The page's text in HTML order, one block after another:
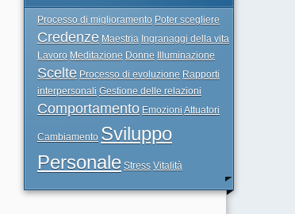
Processo di miglioramento Poter scegliere
Credenze Maestria Ingranaggi della vita
Lavoro Meditazione Donne Illuminazione
Scelte Processo di evoluzione Rapporti
interpersonali Gestione delle relazioni
Comportamento Emozioni Attuatori
Cambiamento Sviluppo
Personale Stress Vitalità